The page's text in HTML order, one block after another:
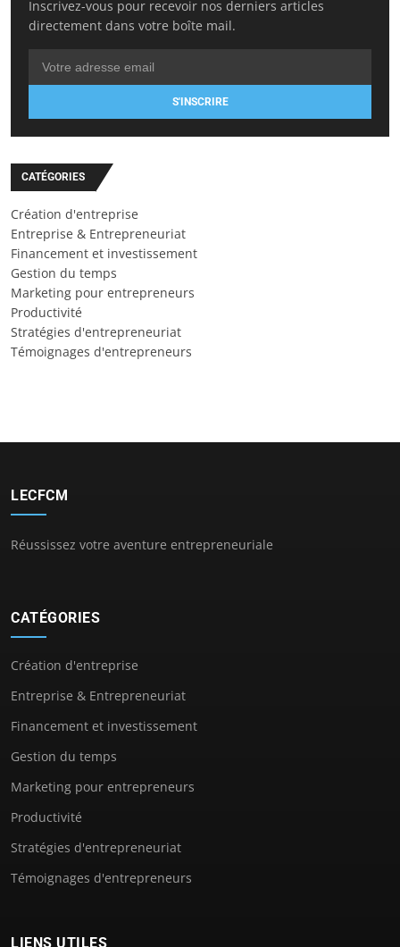
Inscrivez-vous pour recevoir nos derniers articles
directement dans votre boîte mail.
S'INSCRIRE
CATÉGORIES
Création d'entreprise
Entreprise & Entrepreneuriat
Financement et investissement
Gestion du temps
Marketing pour entrepreneurs
Productivité
Stratégies d'entrepreneuriat
Témoignages d'entrepreneurs
LECFCM
Réussissez votre aventure entrepreneuriale
CATÉGORIES
Création d'entreprise
Entreprise & Entrepreneuriat
Financement et investissement
Gestion du temps
Marketing pour entrepreneurs
Productivité
Stratégies d'entrepreneuriat
Témoignages d'entrepreneurs
LIENS UTILES